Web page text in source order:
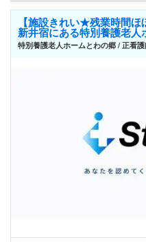
【施設きれい★残業時間
新井宿にある特別養護老人
特別養護老人ホームとわの郷 / 正看